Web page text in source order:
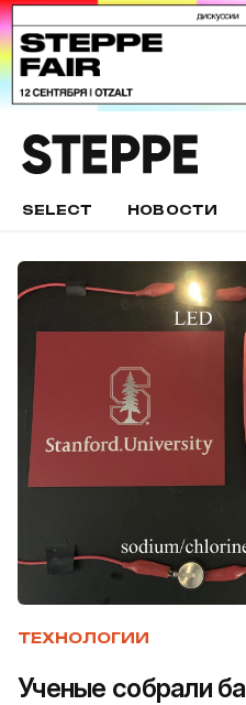
SELECT НОВОСТИ
ТЕХНОЛОГИИ
Ученые собрали